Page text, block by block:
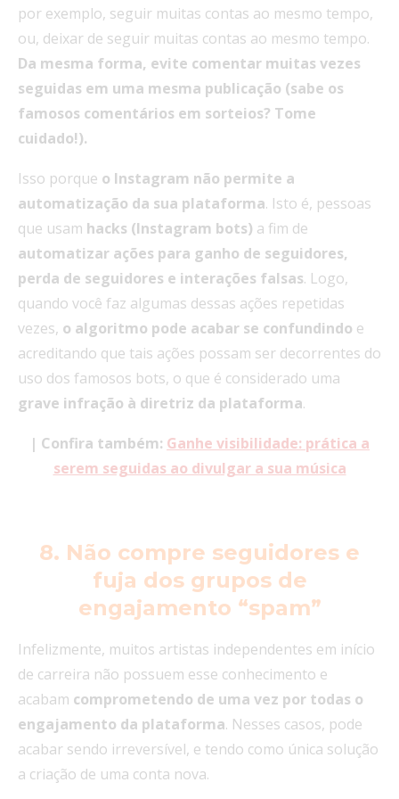
por exemplo, seguir muitas contas ao mesmo tempo,
ou, deixar de seguir muitas contas ao mesmo tempo.
Da mesma forma, evite comentar muitas vezes
seguidas em uma mesma publicação (sabe os
famosos comentários em sorteios? Tome
cuidado!).
Isso porque o Instagram não permite a
automatização da sua plataforma. Isto é, pessoas
que usam hacks (Instagram bots) a fim de
automatizar ações para ganho de seguidores,
perda de seguidores e interações falsas. Logo,
quando você faz algumas dessas ações repetidas
vezes, o algoritmo pode acabar se confundindo e
acreditando que tais ações possam ser decorrentes do
uso dos famosos bots, o que é considerado uma
grave infração à diretriz da plataforma.
| Confira também: Ganhe visibilidade: prática a
serem seguidas ao divulgar a sua música
8. Não compre seguidores e
fuja dos grupos de
engajamento “spam”
Infelizmente, muitos artistas independentes em início
de carreira não possuem esse conhecimento e
acabam comprometendo de uma vez por todas o
engajamento da plataforma. Nesses casos, pode
acabar sendo irreversível, e tendo como única solução
a criação de uma conta nova.